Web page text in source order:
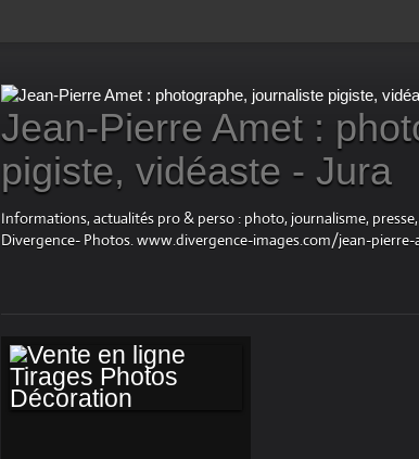
Jean-Pierre Amet :
pigiste, vidéaste - Jura
Informations, actualités pro & perso : photo, journalisme,
Divergence- Photos. www.divergence-images.com/jean-